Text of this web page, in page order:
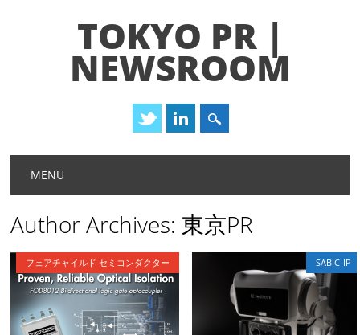
TOKYO PR |
NEWSROOM
Main menu
MENU
Author Archives: 東京PR
フェアチャイルド セミコンダクター SABIC-IP